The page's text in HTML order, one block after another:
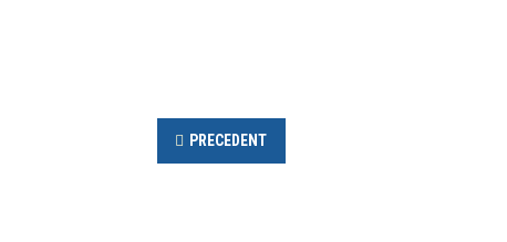
PRECEDENT